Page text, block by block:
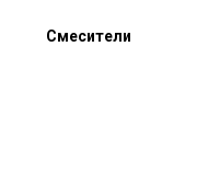
Смесители